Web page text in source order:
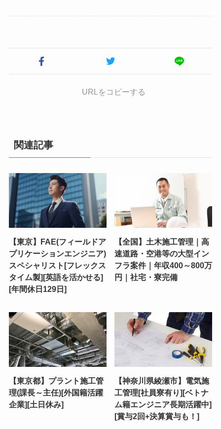
URLをコピーする
関連記事
【東京】FAE(フィールドア
プリケーションエンジニア)
スペシャリスト[フレックス
タイム製][英語を活かせる]
[年間休日129日]
【全国】土木施工管理｜高
速道路・空港等の大型イン
フラ案件｜年収400～800万
円｜社宅・寮完備
【東京都】プラント施工管
理(課長～主任)[外国籍活躍
企業][土日休み]
【神奈川県綾瀬市】電気施
工管理[社員寮有り][ベトナ
ム籍エンジニア長期活躍中]
[賞与2回+決算賞与も！]